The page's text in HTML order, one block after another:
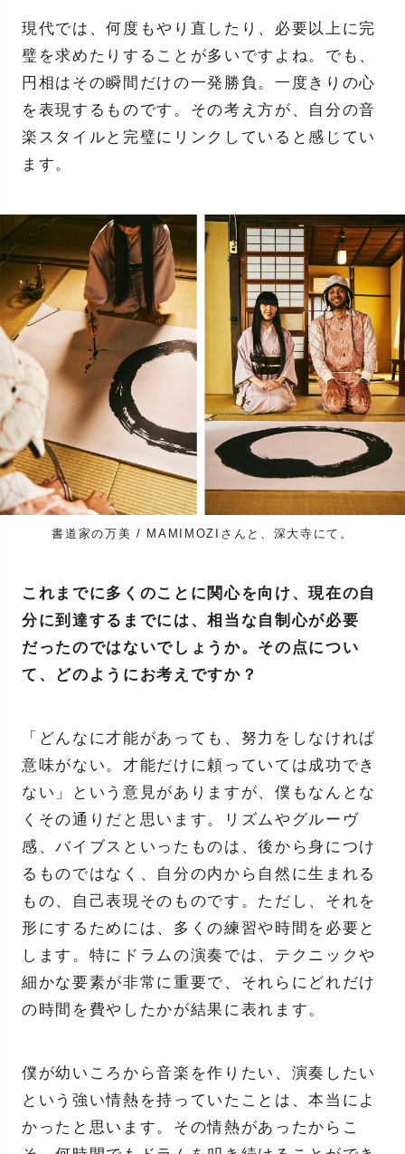
現代では、何度もやり直したり、必要以上に完
璧を求めたりすることが多いですよね。でも、
円相はその瞬間だけの一発勝負。一度きりの心
を表現するものです。その考え方が、自分の音
楽スタイルと完璧にリンクしていると感じてい
ます。
書道家の万美 / MAMIMOZIさんと、深大寺にて。
これまでに多くのことに関心を向け、現在の自
分に到達するまでには、相当な自制心が必要
だったのではないでしょうか。その点につい
て、どのようにお考えですか？
「どんなに才能があっても、努力をしなければ
意味がない。才能だけに頼っていては成功でき
ない」という意見がありますが、僕もなんとな
くその通りだと思います。リズムやグルーヴ
感、バイブスといったものは、後から身につけ
るものではなく、自分の内から自然に生まれる
もの、自己表現そのものです。ただし、それを
形にするためには、多くの練習や時間を必要と
します。特にドラムの演奏では、テクニックや
細かな要素が非常に重要で、それらにどれだけ
の時間を費やしたかが結果に表れます。
僕が幼いころから音楽を作りたい、演奏したい
という強い情熱を持っていたことは、本当によ
かったと思います。その情熱があったからこ